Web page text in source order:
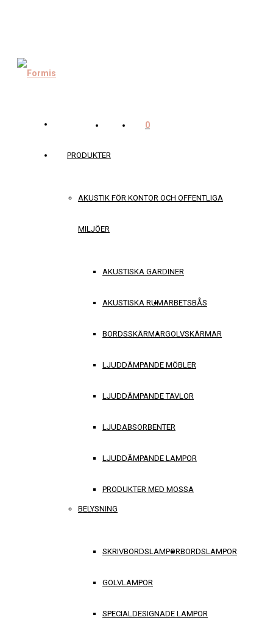
PRODUKTER
AKUSTIK FÖR KONTOR OCH OFFENTLIGA
MILJÖER
AKUSTISKA GARDINER
AKUSTISKA RUMARBETSBÅS
BORDSSKÄRMARGOLVSKÄRMAR
LJUDDÄMPANDE MÖBLER
LJUDDÄMPANDE TAVLOR
LJUDABSORBENTER
LJUDDÄMPANDE LAMPOR
PRODUKTER MED MOSSA
BELYSNING
SKRIVBORDSLAMPORBORDSLAMPOR
GOLVLAMPOR
SPECIALDESIGNADE LAMPOR
0